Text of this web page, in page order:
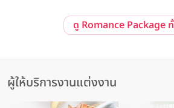
ดู Romance Package
ผู้ให้บริการงานแต่งงาน